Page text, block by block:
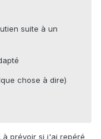
suite à un
chose à dire)
à prévoir si j'ai repéré